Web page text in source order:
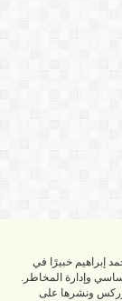
إبراهيم خبيرًا في
وإدارة المخاطر.
ونشرها على